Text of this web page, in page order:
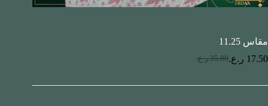
مقاس 11.25
35.00 ر.ع. 17.50 ر.ع.